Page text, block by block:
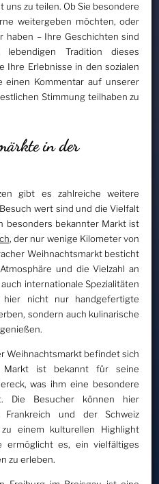
zu teilen. Ob Sie besondere
weitergeben möchten, oder
haben – Ihre Geschichten sind
Tradition dieses
Ihre Erlebnisse in den sozialen
einen Kommentar auf unserer
Stimmung teilhaben zu
in der
gibt es zahlreiche weitere
wert sind und die Vielfalt
besonders bekannter Markt ist
, der nur wenige Kilometer von
Weihnachtsmarkt besticht
und die Vielzahl an
internationale Spezialitäten
hier nicht nur handgefertigte
sondern auch kulinarische
Weihnachtsmarkt befindet sich
Markt ist bekannt für seine
was ihm eine besondere
Die Besucher können hier
Frankreich und der Schweiz
einem kulturellen Highlight
ermöglicht es, ein vielfältiges
zu erleben.